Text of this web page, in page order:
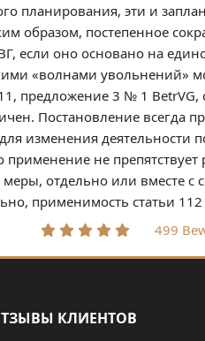
планирования, эти и
образом, постепенное
если оно основано на
«волнами увольнений»
предложение 3 № 1 BetrVG,
Постановление всегда
изменения деятельности
применение не
отдельно или вместе
применимость статьи
499
КЛИЕНТОВ